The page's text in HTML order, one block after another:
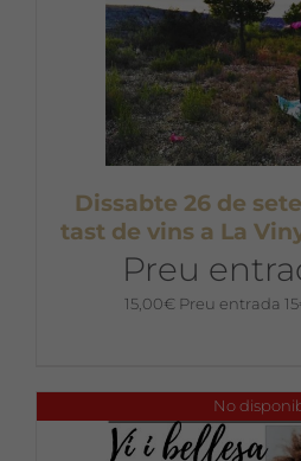
Dissabte 26 de
tast de vins a La
Preu
15,00€ Preu entrada
No